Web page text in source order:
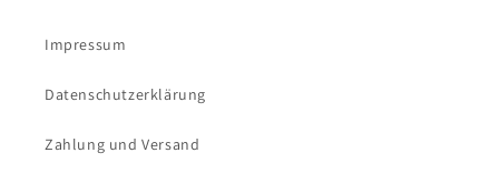
Impressum
Datenschutzerklärung
Zahlung und Versand